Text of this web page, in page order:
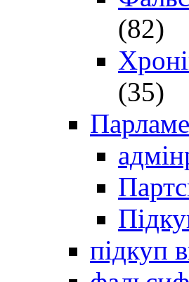
(82)
(35)
підкуп